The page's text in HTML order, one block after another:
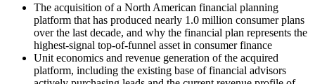
The acquisition of a North American financial planning
platform that has produced nearly 1.0 million consumer plans
over the last decade, and why the financial plan represents the
highest-signal top-of-funnel asset in consumer finance
Unit economics and revenue generation of the acquired
platform, including the existing base of financial advisors